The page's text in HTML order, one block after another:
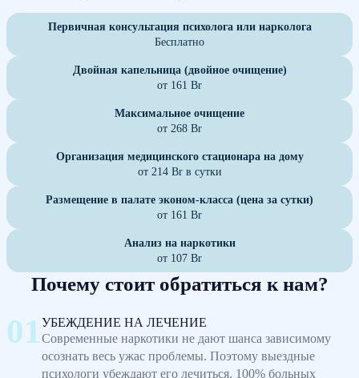
Первичная консультация психолога или нарколога
Бесплатно
Двойная капельница (двойное очищение)
от 161 Br
Максимальное очищение
от 268 Br
Организация медицинского стационара на дому
от 214 Br в сутки
Размещение в палате эконом-класса (цена за сутки)
от 161 Br
Анализ на наркотики
от 107 Br
Почему стоит обратиться к нам?
УБЕЖДЕНИЕ НА ЛЕЧЕНИЕ
Современные наркотики не дают шанса зависимому
осознать весь ужас проблемы. Поэтому выездные
психологи убеждают его лечиться. 100% больных